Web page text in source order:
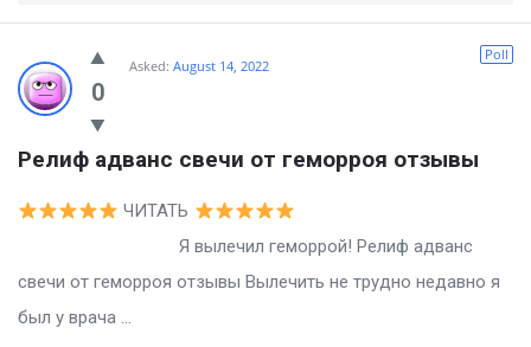
0
Poll
Asked: August 14, 2022
Релиф адванс свечи от геморроя отзывы
ЧИТАТЬ
Я вылечил геморрой! Релиф адванс
свечи от геморроя отзывы Вылечить не трудно недавно я
был у врача ...